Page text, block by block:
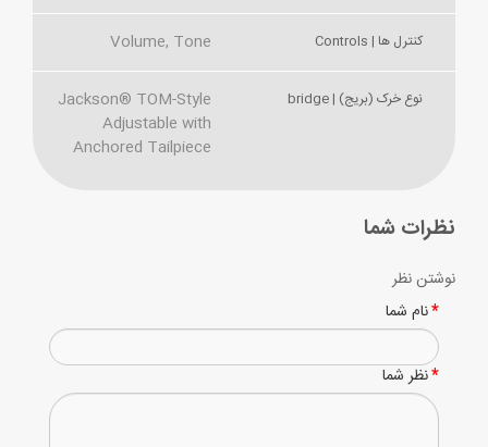
کنترل ها | Controls Volume, Tone
نوع خرک (بریج) | bridge
Jackson® TOM-Style
Adjustable with
Anchored Tailpiece
نظرات شما
نوشتن نظر
نام شما
نظر شما